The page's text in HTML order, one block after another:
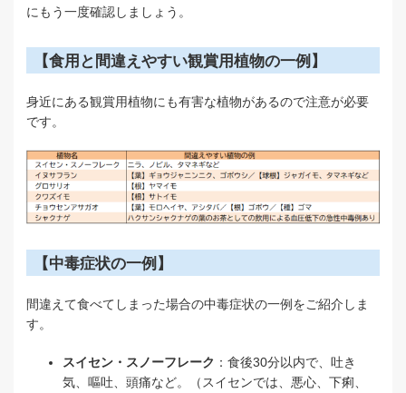
にもう一度確認しましょう。
【食用と間違えやすい観賞用植物の一例】
身近にある観賞用植物にも有害な植物があるので注意が必要
です。
【中毒症状の一例】
間違えて食べてしまった場合の中毒症状の一例をご紹介しま
す。
スイセン・スノーフレーク ：食後30分以内で、吐き
気、嘔吐、頭痛など。（スイセンでは、悪心、下痢、